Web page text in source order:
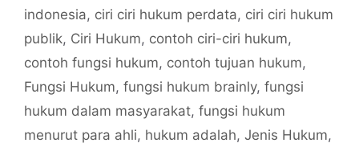
indonesia, ciri ciri hukum perdata, ciri ciri hukum
publik, Ciri Hukum, contoh ciri-ciri hukum,
contoh fungsi hukum, contoh tujuan hukum,
Fungsi Hukum, fungsi hukum brainly, fungsi
hukum dalam masyarakat, fungsi hukum
menurut para ahli, hukum adalah, Jenis Hukum,